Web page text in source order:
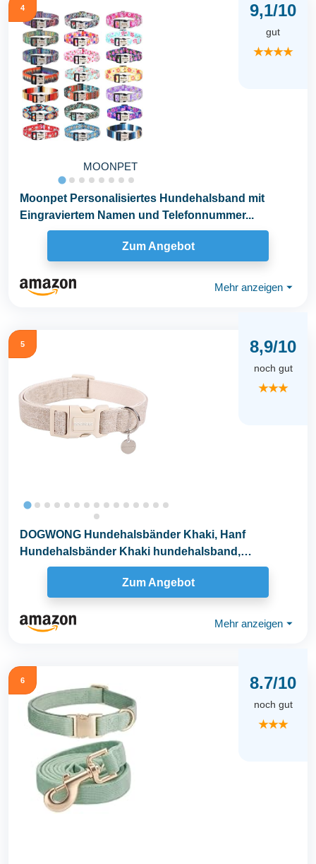
4
MOONPET
9,1/10
gut
★★★★
Moonpet Personalisiertes Hundehalsband mit
Eingraviertem Namen und Telefonnummer...
Zum Angebot
Mehr anzeigen ⏷
5 8,9/10
noch gut
★★★
DOGWONG Hundehalsbänder Khaki, Hanf
Hundehalsbänder Khaki hundehalsband,
Natürliche Weich...
Zum Angebot
Mehr anzeigen ⏷
6 8.7/10
noch gut
★★★